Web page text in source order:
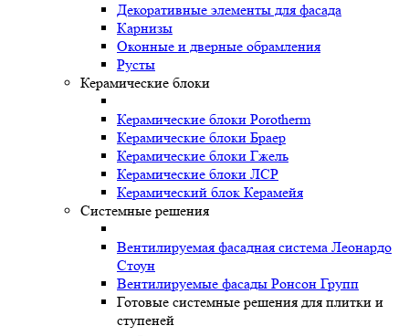
Декоративные элементы для фасада
Карнизы
Оконные и дверные обрамления
Русты
Керамические блоки
Керамические блоки Porotherm
Керамические блоки Браер
Керамические блоки Гжель
Керамические блоки ЛСР
Керамический блок Керамейя
Системные решения
Вентилируемая фасадная система Леонардо
Стоун
Вентилируемые фасады Ронсон Групп
Готовые системные решения для плитки и
ступеней